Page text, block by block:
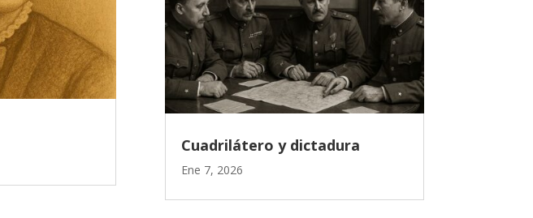
Cuadrilátero y dictadura
Ene 7, 2026